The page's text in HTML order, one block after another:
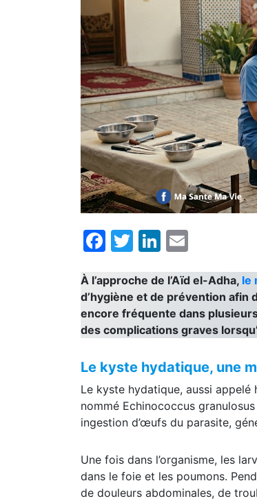
Facebook
TwitterLinkedIn
À l’approche de l’Aïd el-Adha, le
d’hygiène et de prévention afin
encore fréquente dans
des complications graves
Le kyste hydatique, une
Le kyste hydatique, aussi
nommé Echinococcus
ingestion d’œufs du parasite,
Une fois dans l’organisme, les
dans le foie et les poumons.
de douleurs abdominales, de